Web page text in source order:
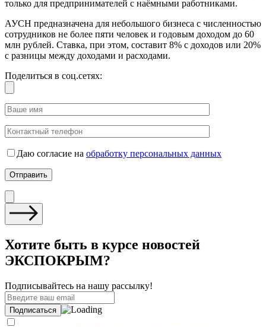
только для предпринимателей с наёмными работниками.
АУСН предназначена для небольшого бизнеса с численностью
сотрудников не более пяти человек и годовым доходом до 60
млн рублей. Ставка, при этом, составит 8% с доходов или 20%
с разницы между доходами и расходами.
Поделиться в соц.сетях:
Даю согласие на обработку персональных данных
Хотите быть в курсе новостей
ЭКСПОКРЫМ?
Подписывайтесь на нашу рассылку!